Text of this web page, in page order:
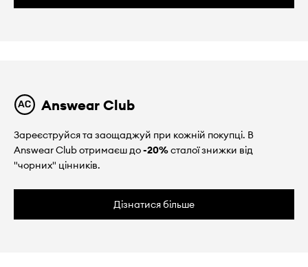
Answear Club
Зареєструйся та заощаджуй при кожній покупці. В
Answear Club отримаєш до-20%сталої знижки від
"чорних" цінників.
Дізнатися більше